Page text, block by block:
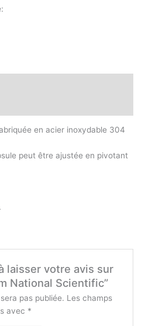
en acier inoxydable 304
peut être ajustée en pivotant
laisser votre avis sur
National Scientific”
pas publiée. Les champs
avec *